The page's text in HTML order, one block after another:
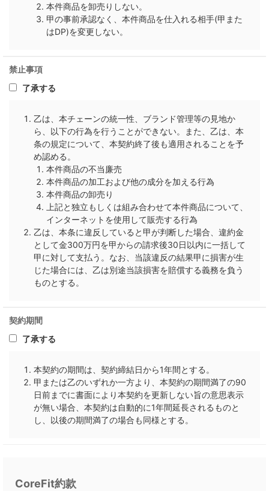
本件商品を卸売りしない。
甲の事前承認なく、本件商品を仕入れる相手(甲また
はDP)を変更しない。
禁止事項
了承する
乙は、本チェーンの統一性、ブランド管理等の見地か
ら、以下の行為を行うことができない。また、乙は、本
条の規定について、本契約終了後も適用されることを予
め認める。
本件商品の不当廉売
本件商品の加工および他の成分を加える行為
本件商品の卸売り
上記と独立もしくは組み合わせて本件商品について、
インターネットを使用して販売する行為
乙は、本条に違反していると甲が判断した場合、違約金
として金300万円を甲からの請求後30日以内に一括して
甲に対して支払う。なお、当該違反の結果甲に損害が生
じた場合には、乙は別途当該損害を賠償する義務を負う
ものとする。
契約期間
了承する
本契約の期間は、契約締結日から1年間とする。
甲または乙のいずれか一方より、本契約の期間満了の90
日前までに書面により本契約を更新しない旨の意思表示
が無い場合、本契約は自動的に1年間延長されるものと
し、以後の期間満了の場合も同様とする。
CoreFit約款